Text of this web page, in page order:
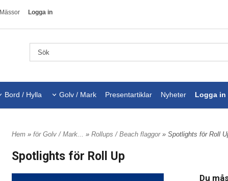
Mässor Logga in
Bord / Hylla Golv / Mark Presentartiklar Nyheter Logga in
Hem » för Golv / Mark... » Rollups / Beach flaggor » Spotlights för Roll
Spotlights för Roll Up
Du